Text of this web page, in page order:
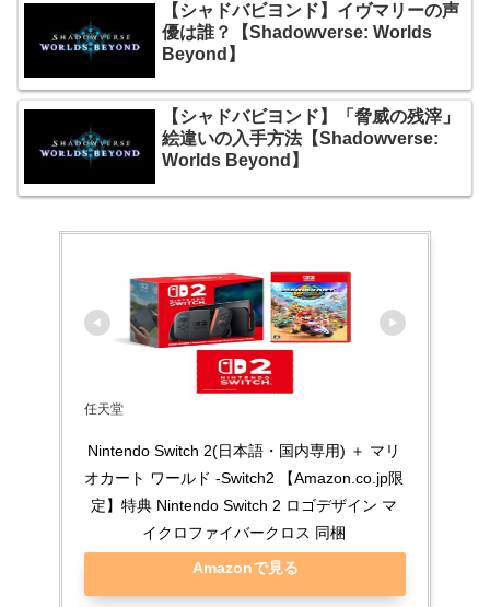
【シャドバビヨンド】イヴマリーの声
優は誰？【Shadowverse: Worlds
Beyond】
【シャドバビヨンド】「脅威の残滓」
絵違いの入手方法【Shadowverse:
Worlds Beyond】
任天堂
Nintendo Switch 2(日本語・国内専用) ＋ マリ
オカート ワールド -Switch2 【Amazon.co.jp限
定】特典 Nintendo Switch 2 ロゴデザイン マ
イクロファイバークロス 同梱
Amazonで見る